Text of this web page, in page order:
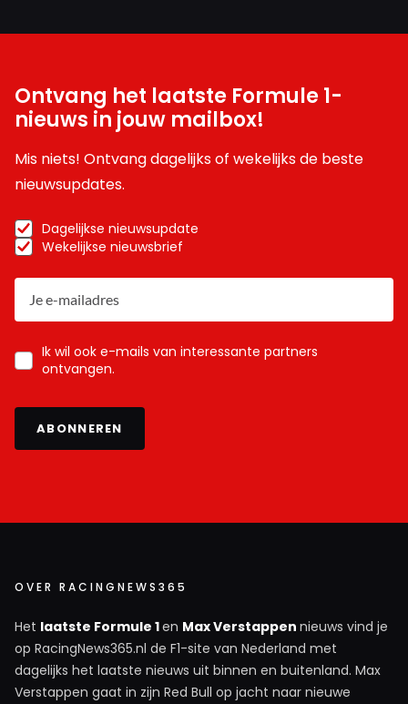
Ontvang het laatste Formule 1-
nieuws in jouw mailbox!
Mis niets! Ontvang dagelijks of wekelijks de beste
nieuwsupdates.
Dagelijkse nieuwsupdate
Wekelijkse nieuwsbrief
Ik wil ook e-mails van interessante partners
ontvangen.
ABONNEREN
OVER RACINGNEWS365
Het laatste Formule 1en Max Verstappen nieuws vind je
op RacingNews365.nl de F1-site van Nederland met
dagelijks het laatste nieuws uit binnen en buitenland. Max
Verstappen gaat in zijn Red Bull op jacht naar nieuwe